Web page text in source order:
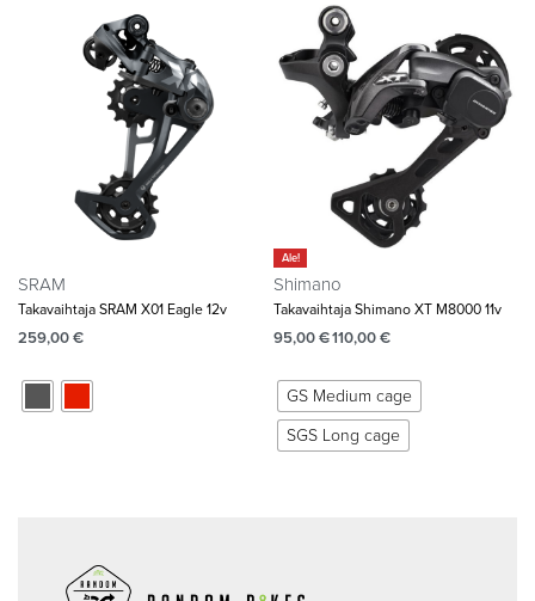
SRAM
Takavaihtaja SRAM X01 Eagle 12v
259,00€
Ale!
Shimano
Takavaihtaja Shimano XT M8000 11v
95,00€110,00€
GS Medium cage
SGS Long cage